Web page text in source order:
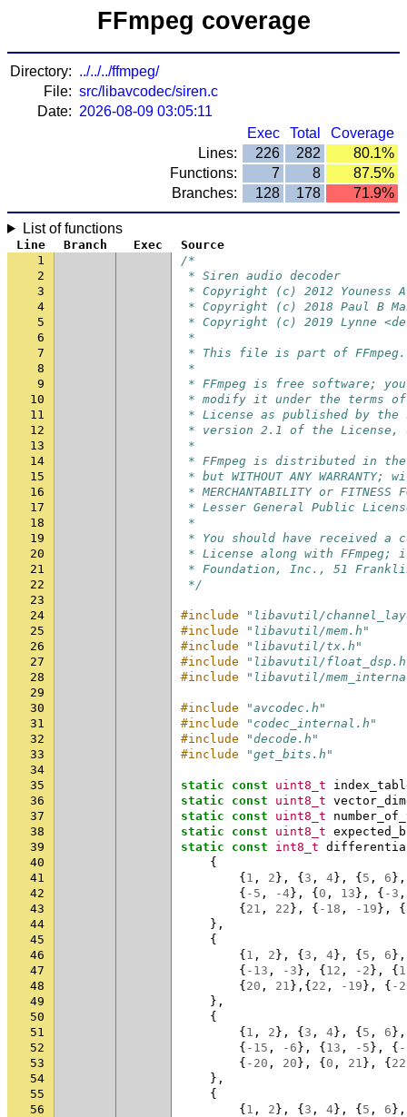
FFmpeg coverage
Directory: ../../../ffmpeg/
File: src/libavcodec/siren.c
Date: 2026-08-09 03:05:11
Exec
Total
Coverage
Lines:
226 282
80.1%
Functions:
7 8
87.5%
Branches:
128 178 71.9%
List of functions
Line Branch Exec
Source
1
/*
2
* Siren audio decoder
3
* Copyright (c) 2012 Youness
4
* Copyright (c) 2018 Paul B
5
* Copyright (c) 2019 Lynne
6
*
7
* This file is part of FFmpeg.
8
*
9
* FFmpeg is free software;
10
* modify it under the terms of
11
* License as published by the
12
* version 2.1 of the
13
*
14
* FFmpeg is distributed in
15
* but WITHOUT ANY
16
* MERCHANTABILITY or FITNESS
17
* Lesser General Public
18
*
19
* You should have received a
20
* License along with
21
* Foundation, Inc., 51
22
*/
23
24
#include
"libavutil/
25
#include
"libavutil/mem.h"
26
#include
"libavutil/tx.h"
27
#include
"libavutil/
28
#include
"libavutil/
29
30
#include
"avcodec.h"
31
#include
"codec_internal.h"
32
#include
"decode.h"
33
#include
"get_bits.h"
34
35
static const uint8_t
36
static const uint8_t
37
static const uint8_t
38
static const uint8_t
39
static const int8_t
40
{
41
{ 1 , 2 }, { 3 , 4}, { 5 , 6 },
42
{ -5 , -4}, { 0 , 13 }, { -3 ,
43
{ 21 , 22 }, { -18 , -19 }, {
44
},
45
{
46
{ 1 , 2 }, { 3 , 4}, { 5 , 6 },
47
{ -13 , -3 }, { 12 , -2 }, {
48
{ 20 , 21 },{ 22 , -19 }, { -
49
},
50
{
51
{ 1 , 2 }, { 3 , 4}, { 5 , 6 },
52
{ -15 , -6 }, { 13 , -5 }, {
53
{ -20 , 20 }, { 0 , 21 }, { 22
54
},
55
{
56
{ 1 , 2 }, { 3 , 4}, { 5 , 6 },